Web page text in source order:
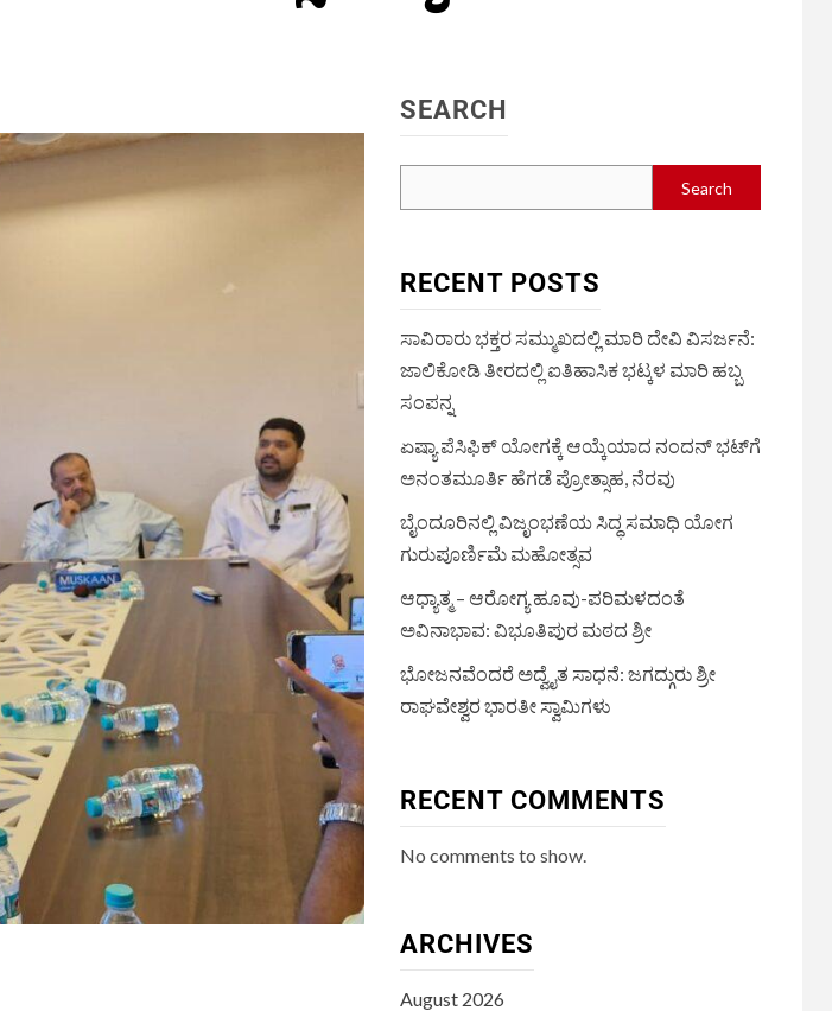
SEARCH
Search
RECENT POSTS
ಸಾವಿರಾರು ಭಕ್ತರ ಸಮ್ಮುಖದಲ್ಲಿ ಮಾರಿ ದೇವಿ ವಿಸರ್ಜನೆ:
ಜಾಲಿಕೋಡಿ ತೀರದಲ್ಲಿ ಐತಿಹಾಸಿಕ ಭಟ್ಕಳ ಮಾರಿ ಹಬ್ಬ
ಸಂಪನ್ನ
ಏಷ್ಯಾ ಪೆಸಿಫಿಕ್ ಯೋಗಕ್ಕೆ ಆಯ್ಕೆಯಾದ ನಂದನ್ ಭಟ್‌ಗೆ
ಅನಂತಮೂರ್ತಿ ಹೆಗಡೆ ಪ್ರೋತ್ಸಾಹ, ನೆರವು
ಬೈಂದೂರಿನಲ್ಲಿ ವಿಜೃಂಭಣೆಯ ಸಿದ್ಧ ಸಮಾಧಿ ಯೋಗ
ಗುರುಪೂರ್ಣಿಮೆ ಮಹೋತ್ಸವ
ಆಧ್ಯಾತ್ಮ – ಆರೋಗ್ಯ ಹೂವು-ಪರಿಮಳದಂತೆ
ಅವಿನಾಭಾವ: ವಿಭೂತಿಪುರ ಮಠದ ಶ್ರೀ
ಭೋಜನವೆಂದರೆ ಅದ್ವೈತ ಸಾಧನೆ: ಜಗದ್ಗುರು ಶ್ರೀ
ರಾಘವೇಶ್ವರ ಭಾರತೀ ಸ್ವಾಮಿಗಳು
RECENT COMMENTS
No comments to show.
ARCHIVES
August 2026